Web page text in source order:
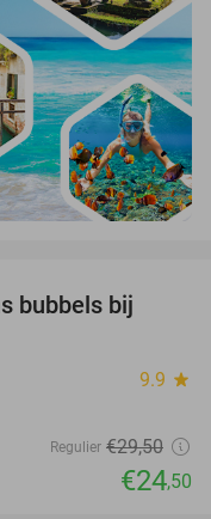
bubbels bij
9.9 star
Regulier €29,50
€24,50